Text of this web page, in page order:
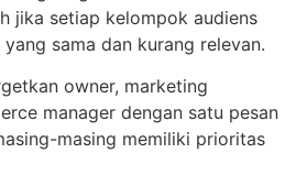
jika setiap kelompok audiens
sama dan kurang relevan.
owner, marketing
manager dengan satu pesan
masing memiliki prioritas